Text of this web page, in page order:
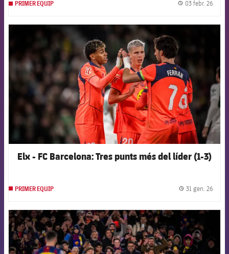
PRIMER EQUIP 03 febr. 26
FCB Barcelona badge
Elx - FC Barcelona: Tres punts més del líder (1-3)
PRIMER EQUIP 31 gen. 26
FCB Barcelona badge